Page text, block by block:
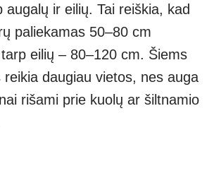
augalų ir eilių. Tai reiškia, kad
paliekamas 50–80 cm
eilių – 80–120 cm. Šiems
reikia daugiau vietos, nes auga
rišami prie kuolų ar šiltnamio